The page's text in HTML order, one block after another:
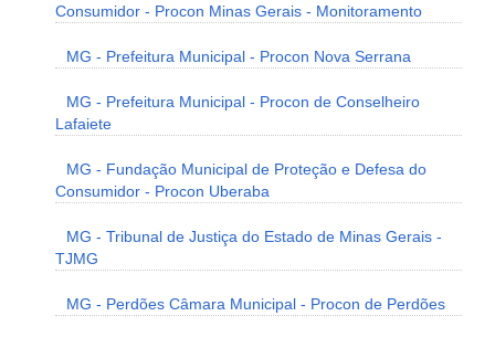
Consumidor - Procon Minas Gerais - Monitoramento
MG - Prefeitura Municipal - Procon Nova Serrana
MG - Prefeitura Municipal - Procon de Conselheiro
Lafaiete
MG - Fundação Municipal de Proteção e Defesa do
Consumidor - Procon Uberaba
MG - Tribunal de Justiça do Estado de Minas Gerais -
TJMG
MG - Perdões Câmara Municipal - Procon de Perdões